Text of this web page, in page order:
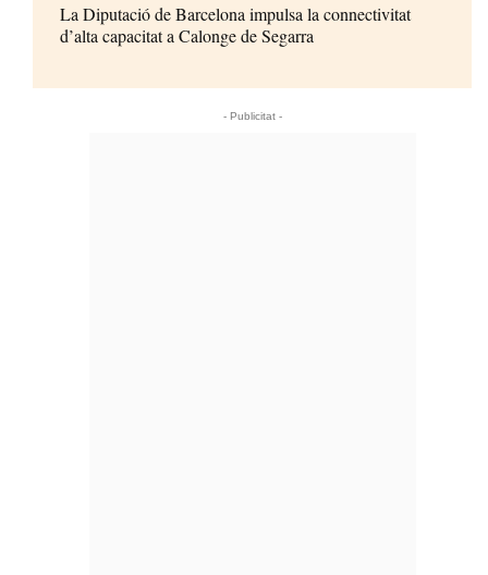
La Diputació de Barcelona impulsa la connectivitat
d’alta capacitat a Calonge de Segarra
- Publicitat -